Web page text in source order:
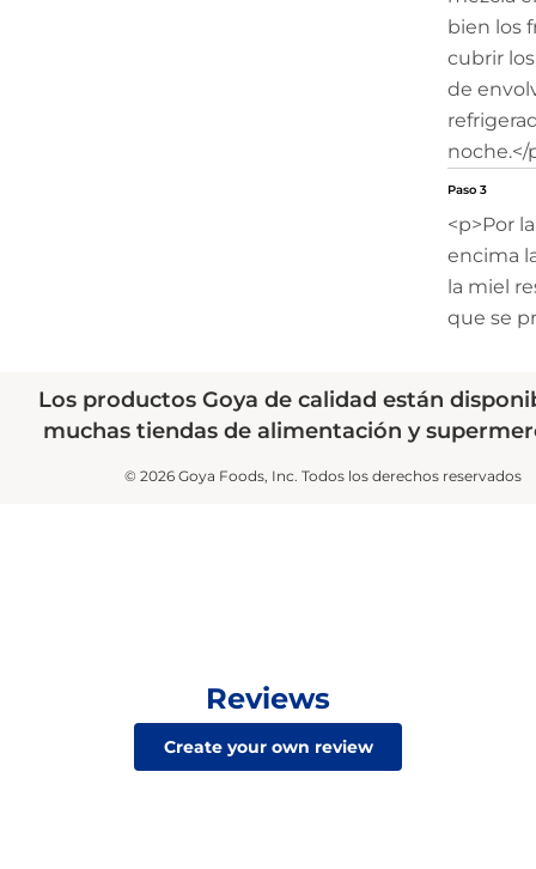
bien los
cubrir
de
noche.</
Paso 3
<p>Por
encima
la miel
que se
Los productos Goya de calidad están
muchas tiendas de alimentación y
© 2026 Goya Foods, Inc. Todos los derechos reservados
Reviews
Create your own review